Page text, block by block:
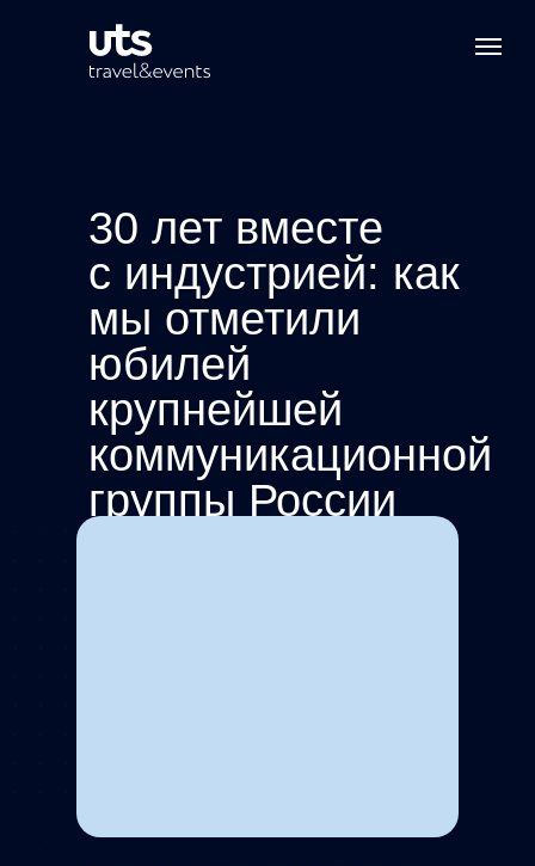
30 лет вместе
с индустрией: как
мы отметили
юбилей
крупнейшей
коммуникационной
группы России